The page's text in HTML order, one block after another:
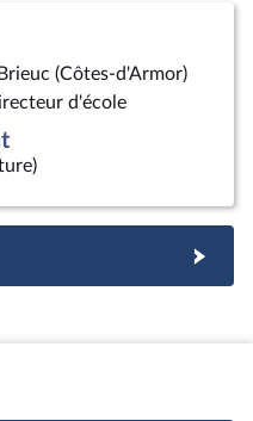
(Côtes-d'Armor)
d'école